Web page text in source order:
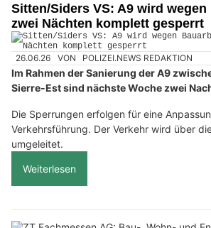
Sitten/Siders VS: A9 wird wegen
zwei Nächten komplett gesperrt
26.06.26 VON POLIZEI.NEWS REDAKTION
Im Rahmen der Sanierung der A9
Sierre-Est sind nächste Woche zwei
Die Sperrungen erfolgen für eine
Verkehrsführung. Der Verkehr wird über
umgeleitet.
Weiterlesen